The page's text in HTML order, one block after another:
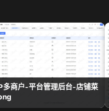
多商户-平台管理后台-店铺菜